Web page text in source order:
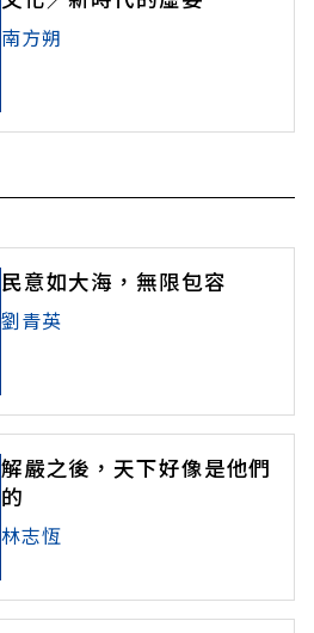
南方朔
民意如大海，無限包容
劉青英
解嚴之後，天下好像是他們
的
林志恆